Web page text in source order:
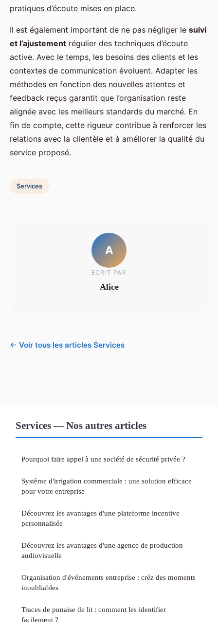
pratiques d’écoute mises en place.
Il est également important de ne pas négliger le suivi
et l’ajustement régulier des techniques d’écoute
active. Avec le temps, les besoins des clients et les
contextes de communication évoluent. Adapter les
méthodes en fonction des nouvelles attentes et
feedback reçus garantit que l’organisation reste
alignée avec les meilleurs standards du marché. En
fin de compte, cette rigueur contribue à renforcer les
relations avec la clientèle et à améliorer la qualité du
service proposé.
Services
A
ECRIT PAR
Alice
← Voir tous les articles Services
Services — Nos autres articles
Pourquoi faire appel à une société de sécurité privée ?
Système d'irrigation commerciale : une solution efficace
pour votre entreprise
Découvrez les avantages d'une plateforme incentive
personnalisée
Découvrez les avantages d'une agence de production
audiovisuelle
Organisation d'événements entreprise : créz des moments
inoubliables
Traces de punaise de lit : comment les identifier
facilement ?